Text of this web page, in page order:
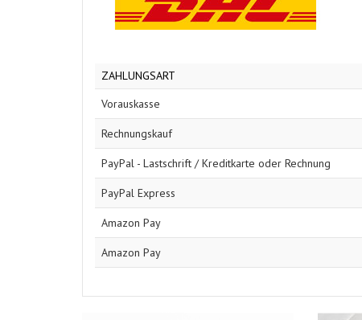
ZAHLUNGSART
Vorauskasse
Rechnungskauf
PayPal - Lastschrift / Kreditkarte oder Rechnung
PayPal Express
Amazon Pay
Amazon Pay